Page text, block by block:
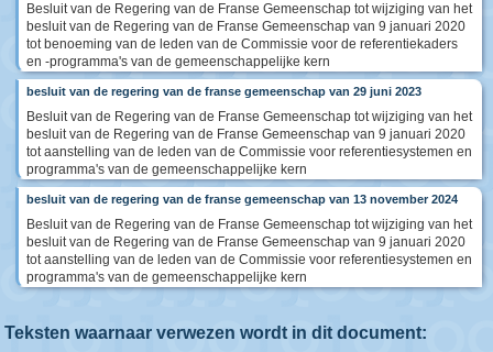
Besluit van de Regering van de Franse Gemeenschap tot wijziging van het
besluit van de Regering van de Franse Gemeenschap van 9 januari 2020
tot benoeming van de leden van de Commissie voor de referentiekaders
en -programma's van de gemeenschappelijke kern
besluit van de regering van de franse gemeenschap van 29 juni 2023
Besluit van de Regering van de Franse Gemeenschap tot wijziging van het
besluit van de Regering van de Franse Gemeenschap van 9 januari 2020
tot aanstelling van de leden van de Commissie voor referentiesystemen en
programma's van de gemeenschappelijke kern
besluit van de regering van de franse gemeenschap van 13 november 2024
Besluit van de Regering van de Franse Gemeenschap tot wijziging van het
besluit van de Regering van de Franse Gemeenschap van 9 januari 2020
tot aanstelling van de leden van de Commissie voor referentiesystemen en
programma's van de gemeenschappelijke kern
Teksten waarnaar verwezen wordt in dit document: